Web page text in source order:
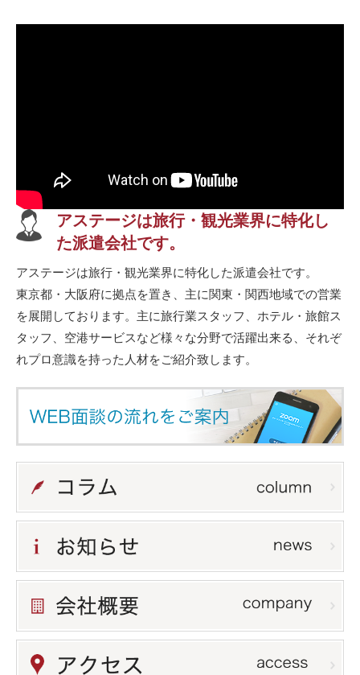
アステージは旅行・観光業界に特化し
た派遣会社です。
アステージは旅行・観光業界に特化した派遣会社です。
東京都・大阪府に拠点を置き、主に関東・関西地域での営業
を展開しております。主に旅行業スタッフ、ホテル・旅館ス
タッフ、空港サービスなど様々な分野で活躍出来る、それぞ
れプロ意識を持った人材をご紹介致します。